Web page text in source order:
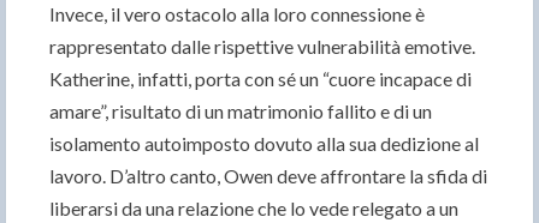
Invece, il vero ostacolo alla loro connessione è
rappresentato dalle rispettive vulnerabilità emotive.
Katherine, infatti, porta con sé un “cuore incapace di
amare”, risultato di un matrimonio fallito e di un
isolamento autoimposto dovuto alla sua dedizione al
lavoro. D’altro canto, Owen deve affrontare la sfida di
liberarsi da una relazione che lo vede relegato a un